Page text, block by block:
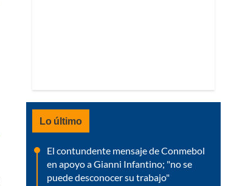
Lo último
El contundente mensaje de Conmebol
en apoyo a Gianni Infantino; "no se
puede desconocer su trabajo"